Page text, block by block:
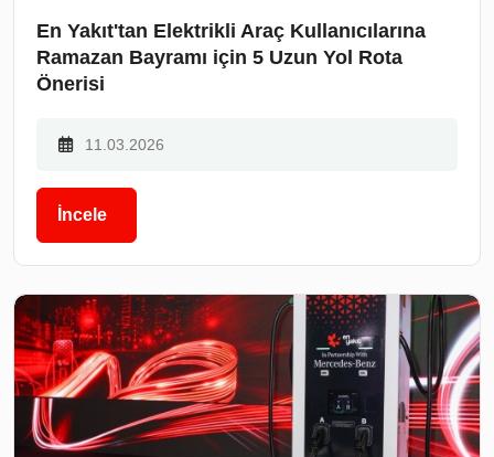
En Yakıt'tan Elektrikli Araç Kullanıcılarına
Ramazan Bayramı için 5 Uzun Yol Rota
Önerisi
11.03.2026
İncele